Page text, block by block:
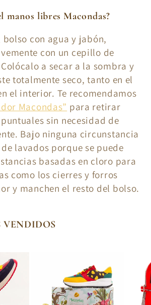
manos libres Macondas?
bolso con agua y jabón,
con un cepillo de
a secar a la sombra y
totalmente seco, tanto en el
el interior. Te recomendamos
Macondas” para retirar
sin necesidad de
Bajo ninguna circunstancia
lavados porque se puede
basadas en cloro para
como los cierres y forros
y manchen el resto del bolso.
VENDIDOS